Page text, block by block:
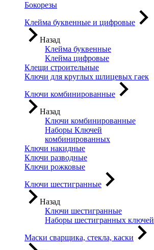
Бокорезы
Клейма буквенные и цифровые
Назад
Клейма буквенные
Клейма цифровые
Клещи строительные
Ключи для круглых шлицевых гаек
Ключи комбинированные
Назад
Ключи комбинированные
Наборы Ключей
комбинированных
Ключи накидные
Ключи разводные
Ключи рожковые
Ключи шестигранные
Назад
Ключи шестигранные
Наборы шестигранных ключей
Маски сварщика, стекла, каски